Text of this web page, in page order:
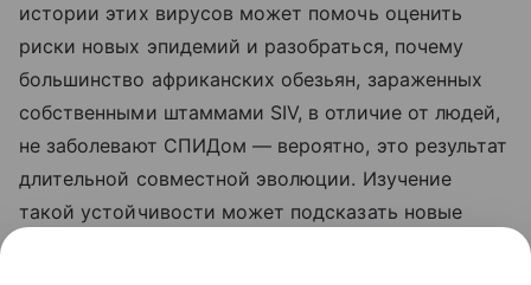
истории этих вирусов может помочь оценить
риски новых эпидемий и разобраться, почему
большинство африканских обезьян, зараженных
собственными штаммами SIV, в отличие от людей,
не заболевают СПИДом — вероятно, это результат
длительной совместной эволюции. Изучение
такой устойчивости может подсказать новые